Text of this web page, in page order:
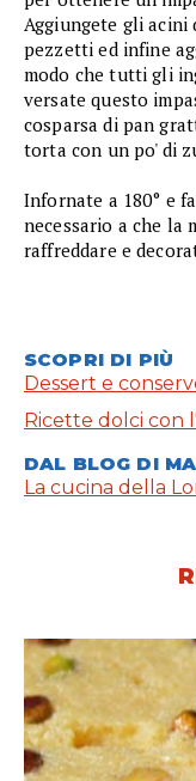
Aggiungete gli acini
pezzetti ed infine
modo che tutti gli
versate questo
cosparsa di pan
torta con un po' di
Infornate a 180° e
necessario a che la
raffreddare e
SCOPRI DI PIÙ
Dessert e
Ricette dolci con
DAL BLOG DI
La cucina della